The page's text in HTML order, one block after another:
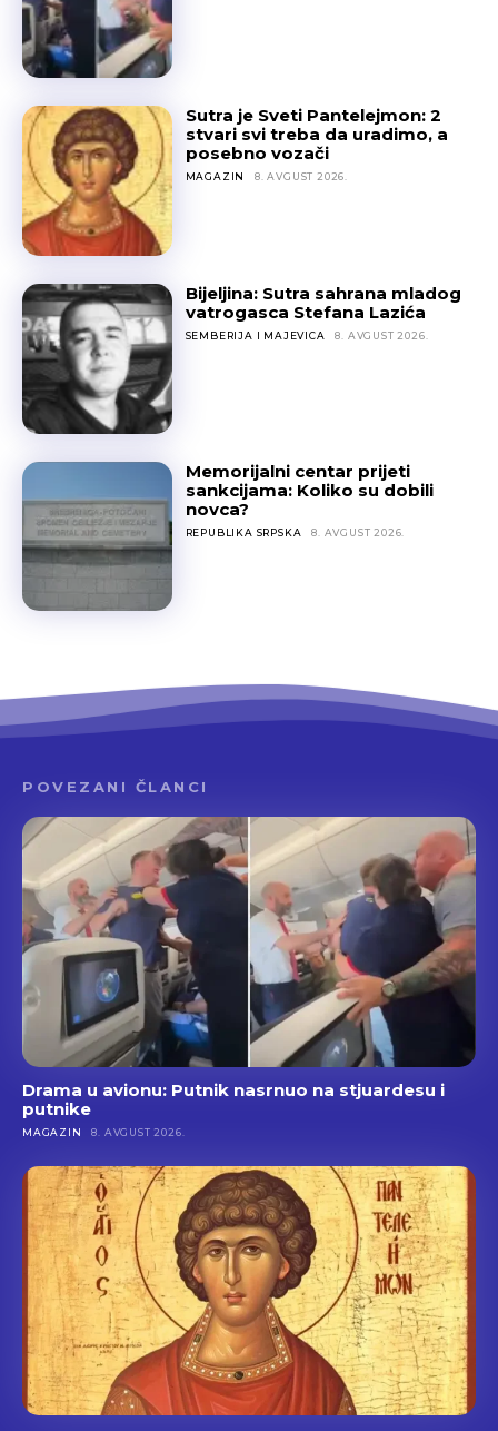
Sutra je Sveti Pantelejmon: 2
stvari svi treba da uradimo, a
posebno vozači
MAGAZIN 8. AVGUST 2026.
Bijeljina: Sutra sahrana mladog
vatrogasca Stefana Lazića
SEMBERIJA I MAJEVICA 8. AVGUST 2026.
Memorijalni centar prijeti
sankcijama: Koliko su dobili
novca?
REPUBLIKA SRPSKA 8. AVGUST 2026.
POVEZANI ČLANCI
Drama u avionu: Putnik nasrnuo na stjuardesu i
putnike
MAGAZIN 8. AVGUST 2026.